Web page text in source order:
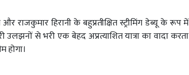
राजकुमार हिरानी के बहुप्रतीक्षित स्ट्रीमिंग डेब्यू के रूप में
उलझनों से भरी एक बेहद अप्रत्याशित यात्रा का वादा करता
होगा।